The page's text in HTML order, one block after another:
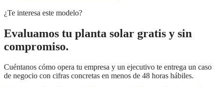
¿Te interesa este modelo?
Evaluamos tu planta solar gratis y sin
compromiso.
Cuéntanos cómo opera tu empresa y un ejecutivo te entrega un caso
de negocio con cifras concretas en menos de 48 horas hábiles.